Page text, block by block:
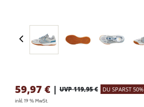
59,97 € | UVP 119,95 € DU SPARST 50%
inkl. 19 % MwSt.